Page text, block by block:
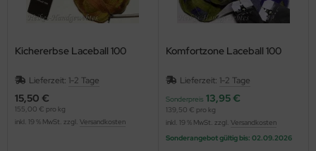
Kichererbse Laceball 100
Lieferzeit: 1-2 Tage
15,50 €
155,00 € pro kg
inkl. 19 % MwSt. zzgl. Versandkosten
Komfortzone Laceball 100
Lieferzeit: 1-2 Tage
Sonderpreis 13,95 €
139,50 € pro kg
inkl. 19 % MwSt. zzgl. Versandkosten
Sonderangebot gültig bis: 02.09.2026